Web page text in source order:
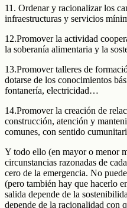
11. Ordenar y racionalizar los
infraestructuras y servicios
12.Promover la actividad
la soberanía alimentaria y la
13.Promover talleres de
dotarse de los conocimientos
fontanería, electricidad…
14.Promover la creación de
construcción, atención y
comunes, con sentido
Y todo ello (en mayor o menor
circunstancias razonadas de
cero de la emergencia. No
(pero también hay que hacerlo
salida depende de la
depende de la racionalidad con